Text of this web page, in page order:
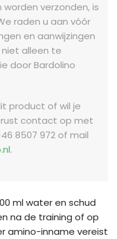
verzonden, is
raden u aan vóór
en aanwijzingen
alleen te
door Bardolino
product of wil je
contact op met
8507 972 of mail
.
ml water en schud
na de training of op
amino-inname vereist